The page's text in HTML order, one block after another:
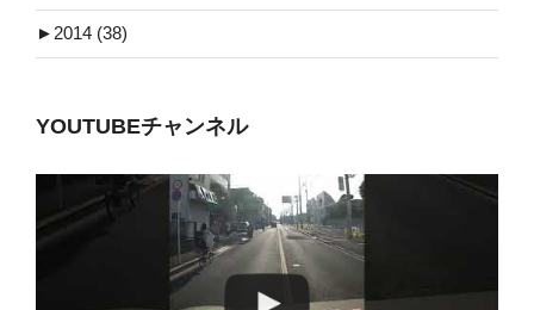
► 2014 (38)
YOUTUBEチャンネル